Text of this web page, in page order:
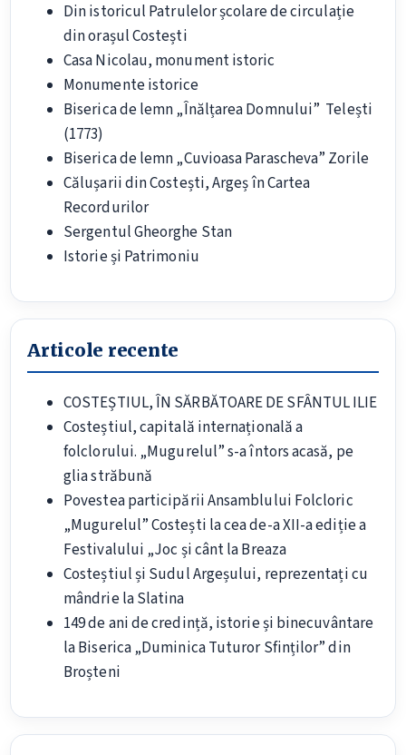
Din istoricul Patrulelor școlare de circulație
din orașul Costești
Casa Nicolau, monument istoric
Monumente istorice
Biserica de lemn „Înălțarea Domnului” Telești
(1773)
Biserica de lemn „Cuvioasa Parascheva” Zorile
Călușarii din Costești, Argeș în Cartea
Recordurilor
Sergentul Gheorghe Stan
Istorie și Patrimoniu
Articole recente
COSTEȘTIUL, ÎN SĂRBĂTOARE DE SFÂNTUL ILIE
Costeștiul, capitală internațională a
folclorului. „Mugurelul” s-a întors acasă, pe
glia străbună
Povestea participării Ansamblului Folcloric
„Mugurelul” Costești la cea de-a XII-a ediție a
Festivalului „Joc și cânt la Breaza
Costeștiul și Sudul Argeșului, reprezentați cu
mândrie la Slatina
149 de ani de credință, istorie și binecuvântare
la Biserica „Duminica Tuturor Sfinților” din
Broșteni